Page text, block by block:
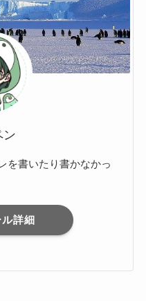
ン
を書いたり書かなかっ
詳細